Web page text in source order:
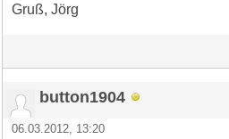
Gruß, Jörg
button1904
06.03.2012, 13:20